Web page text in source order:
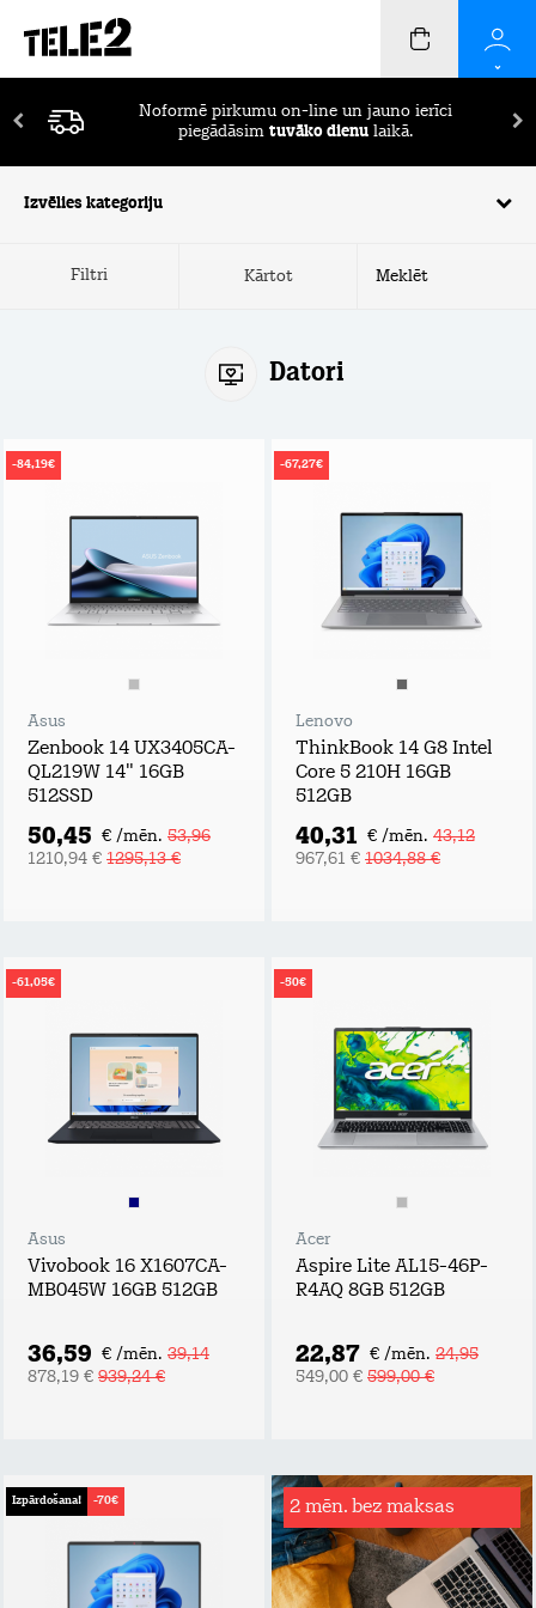
Pirmos 2 mēnešus ierīču apdrošināšanaBEZ
MAKSAS!
Izvēlies kategoriju
Filtri Kārtot
Datori
-84,19€
Asus
Zenbook 14 UX3405CA-
QL219W 14" 16GB
512SSD
50,45 € /mēn. 53,96
1210,94 € 1295,13 €
-67,27€
Lenovo
ThinkBook 14 G8 Intel
Core 5 210H 16GB
512GB
40,31 € /mēn. 43,12
967,61 € 1034,88 €
-61,05€
Asus
Vivobook 16 X1607CA-
MB045W 16GB 512GB
36,59 € /mēn. 39,14
878,19 € 939,24 €
-50€
Acer
Aspire Lite AL15-46P-
R4AQ 8GB 512GB
22,87 € /mēn. 24,95
549,00 € 599,00 €
Izpārdošana! -70€ 2 mēn. bez maksas
Rēķinu
apdrošināšana
Tavs atbalsta plecs